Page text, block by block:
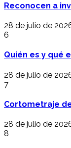
Reconocen a
28 de julio de
6
Quién es y qué
28 de julio de
7
Cortometraje
28 de julio de
8